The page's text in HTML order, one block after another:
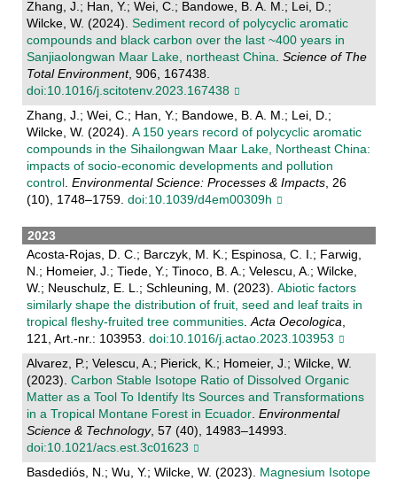
Zhang, J.; Han, Y.; Wei, C.; Bandowe, B. A. M.; Lei, D.;
Wilcke, W. (2024). Sediment record of polycyclic aromatic
compounds and black carbon over the last ~400 years in
Sanjiaolongwan Maar Lake, northeast China Science of The
Total Environment, 906, 167438.
doi:10.1016/j.scitotenv.2023.167438
Zhang, J.; Wei, C.; Han, Y.; Bandowe, B. A. M.; Lei, D.;
Wilcke, W. (2024). A 150 years record of polycyclic aromatic
compounds in the Sihailongwan Maar Lake, Northeast China:
impacts of socio-economic developments and pollution
control. Environmental Science: Processes & Impacts, 26
(10), 1748–1759. doi:10.1039/d4em00309h
2023
Acosta-Rojas, D. C.; Barczyk, M. K.; Espinosa, C. I.; Farwig,
N.; Homeier, J.; Tiede, Y.; Tinoco, B. A.; Velescu, A.; Wilcke,
W.; Neuschulz, E. L.; Schleuning, M. (2023). Abiotic factors
similarly shape the distribution of fruit, seed and leaf traits in
tropical fleshy-fruited tree communities. Acta Oecologica
121, Art.-nr.: 103953. doi:10.1016/j.actao.2023.103953
Alvarez, P.; Velescu, A.; Pierick, K.; Homeier, J.; Wilcke, W.
(2023). Carbon Stable Isotope Ratio of Dissolved Organic
Matter as a Tool To Identify Its Sources and Transformations
in a Tropical Montane Forest in Ecuador. Environmental
Science & Technology, 57 (40), 14983–14993.
doi:10.1021/acs.est.3c01623
Basdediós, N.; Wu, Y.; Wilcke, W. (2023). Magnesium Isotope